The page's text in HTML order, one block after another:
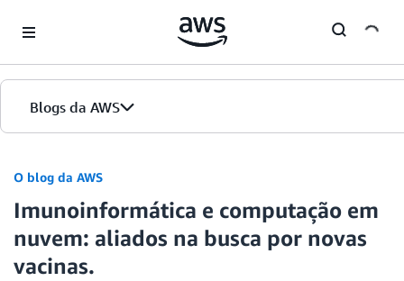
Blogs da AWS
Página inicial
Edições
O blog da AWS
Imunoinformática e computação em
nuvem: aliados na busca por novas
vacinas.